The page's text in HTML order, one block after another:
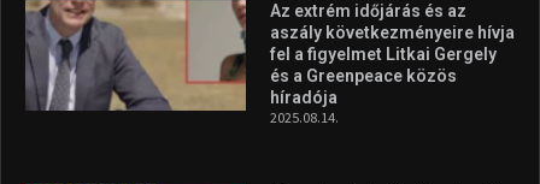
Az extrém időjárás és az
aszály következményeire hívja
fel a figyelmet Litkai Gergely
és a Greenpeace közös
híradója
2025.08.14.